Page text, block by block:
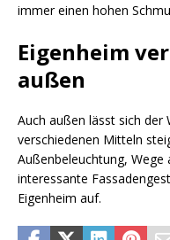
immer einen hohen
Eigenheim
außen
Auch außen lässt sich der
verschiedenen Mitteln
Außenbeleuchtung,
interessante
Eigenheim auf.